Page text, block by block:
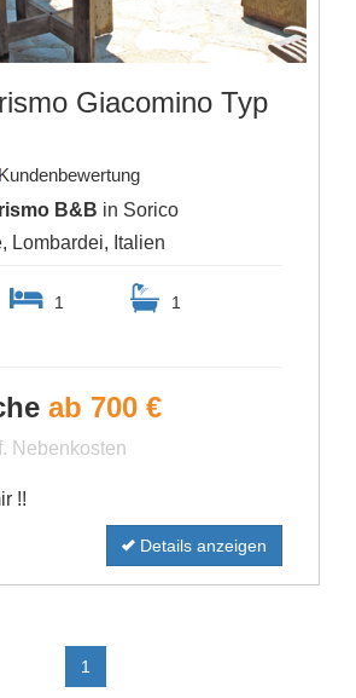
Giacomino Typ
Kundenbewertung
B&B in Sorico
Lombardei, Italien
1 1
ab 700 €
Nebenkosten
!!
Details anzeigen
1